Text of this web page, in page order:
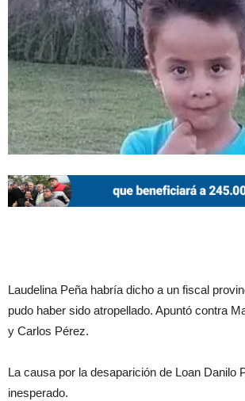
Laudelina Peña habría dicho a un fiscal
pudo haber sido atropellado. Apuntó contra
y Carlos Pérez.
La causa por la desaparición de Loan Danilo
inesperado.